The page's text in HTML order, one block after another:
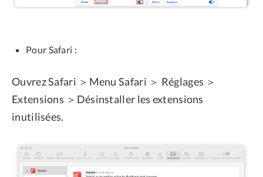
Pour Safari :
Ouvrez Safari ＞Menu Safari ＞ Réglages ＞
Extensions ＞Désinstaller les extensions
inutilisées.